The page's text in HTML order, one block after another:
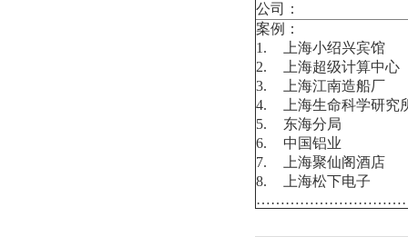
公司：
案例：
1.
上海小绍兴宾馆
2.
上海超级计算中心
3.
上海江南造船厂
4.
上海生命科学研究
5.
东海分局
6.
中国铝业
7.
上海聚仙阁酒店
8.
上海松下电子